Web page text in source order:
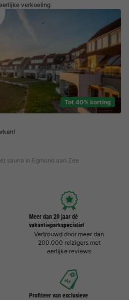
sauna in Egmond aan Zee
verkoeling
Tot 40% korting
Meer dan 20 jaar dé
vakantieparkspecialist
Vertrouwd door meer dan
200.000 reizigers met
eerlijke reviews
Profiteer van exclusieve